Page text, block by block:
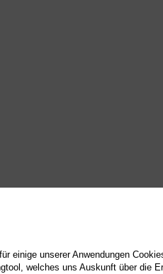
einige unserer Anwendungen
welches uns Auskunft über die